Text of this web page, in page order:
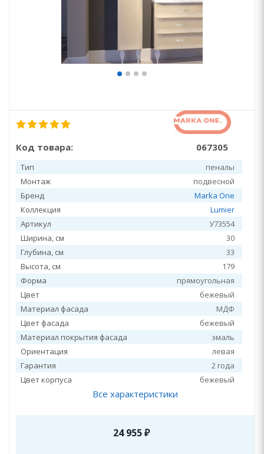
Код товара: 067305
Тип
пеналы
Монтаж
подвесной
Бренд
Marka One
Коллекция
Lumier
Артикул
У73554
Ширина, см
30
Глубина, см
33
Высота, см
179
Форма
прямоугольная
Цвет
бежевый
Материал фасада
МДФ
Цвет фасада
бежевый
Материал покрытия фасада
эмаль
Ориентация
левая
Гарантия
2 года
Цвет корпуса
бежевый
Все характеристики
24 955₽